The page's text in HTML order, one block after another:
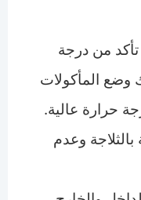
من درجة
وضع المأكولات
حرارة عالية.
وعدم